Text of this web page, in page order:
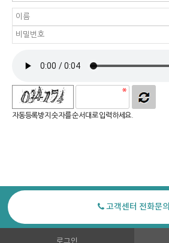
자동등록방지 숫자를 순서대로 입력하세요.
고객센터 전화문의